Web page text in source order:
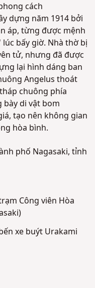
cách
dựng năm 1914 bởi
áp, từng được mệnh
bấy giờ. Nhà thờ bị
tử, nhưng đã được
lại hình dáng ban
Angelus thoát
chuông phía
di vật bom
tạo nên không gian
hòa bình.
phố Nagasaki, tỉnh
Công viên Hòa
xe buýt Urakami